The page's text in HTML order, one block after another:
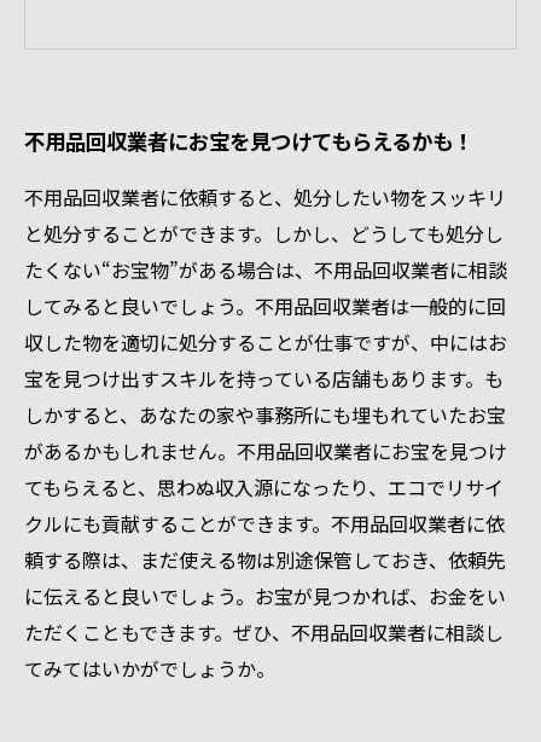
不用品回収業者にお宝を見つけてもらえるかも！
不用品回収業者に依頼すると、処分したい物をスッキリ
と処分することができます。しかし、どうしても処分し
たくない“お宝物”がある場合は、不用品回収業者に相談
してみると良いでしょう。不用品回収業者は一般的に回
収した物を適切に処分することが仕事ですが、中にはお
宝を見つけ出すスキルを持っている店舗もあります。も
しかすると、あなたの家や事務所にも埋もれていたお宝
があるかもしれません。不用品回収業者にお宝を見つけ
てもらえると、思わぬ収入源になったり、エコでリサイ
クルにも貢献することができます。不用品回収業者に依
頼する際は、まだ使える物は別途保管しておき、依頼先
に伝えると良いでしょう。お宝が見つかれば、お金をい
ただくこともできます。ぜひ、不用品回収業者に相談し
てみてはいかがでしょうか。